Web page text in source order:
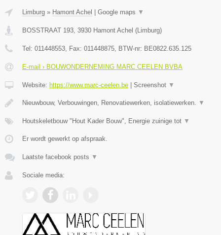
Limburg » Hamont Achel Google maps ▼
BOSSTRAAT 193, 3930 Hamont Achel (Limburg)
Tel: 011448553, Fax: 011448875, BTW-nr: BE0822.635.125
E-mail › BOUWONDERNEMING MARC CEELEN BVBA
Website: https://www.marc-ceelen.be Screenshot ▼
Nieuwbouw, Verbouwingen, Renovatiewerken, isolatiewerken. ▼
Houtskeletbouw "Hout Kader Bouw", Energie zuinige tot ▼
Er wordt gewerkt op afspraak.
Laatste facebook posts ▼
Sociale media: